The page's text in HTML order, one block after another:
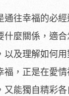
通往幸福的必
什麼關係，適
以及理解如何
福，正是在愛
能獨自精彩各